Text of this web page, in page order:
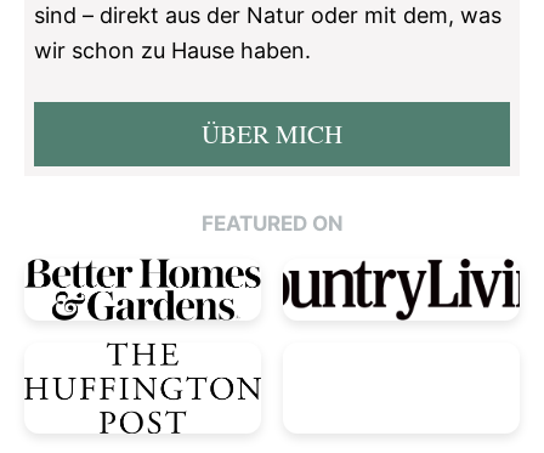
sind – direkt aus der Natur oder mit dem, was
wir schon zu Hause haben.
ÜBER MICH
FEATURED ON